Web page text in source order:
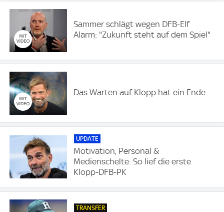
Sammer schlägt wegen DFB-Elf
Alarm: "Zukunft steht auf dem Spiel"
Das Warten auf Klopp hat ein Ende
UPDATE
Motivation, Personal &
Medienschelte: So lief die erste
Klopp-DFB-PK
TRANSFER